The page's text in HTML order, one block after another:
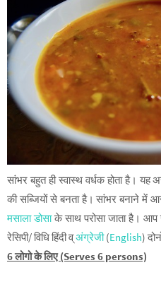
सांभर बहुत ही स्वास्थ वर्धक होता है। यह
की सब्जियों से बनता है। सांभर बनाने में
मसाला डोसाके साथ परोसा जाता है।
रेसिपी/ विधि हिंदी व्अंग्रेजी(English)
6 लोगो के लिए (Serves 6 persons)